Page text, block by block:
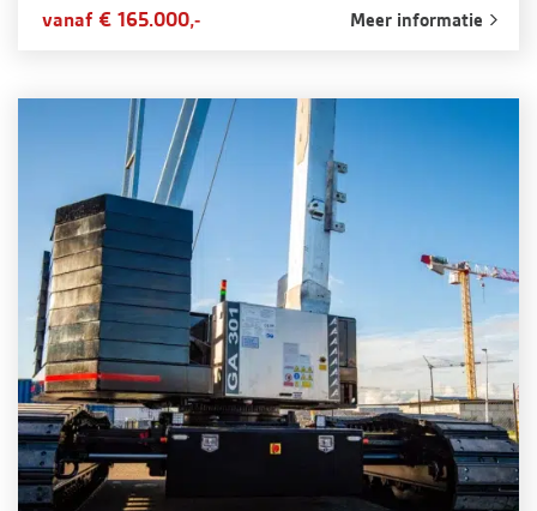
vanaf € 165.000,- Meer informatie